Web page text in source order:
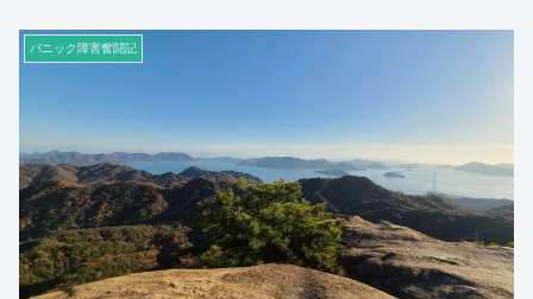
パニック障害奮闘記